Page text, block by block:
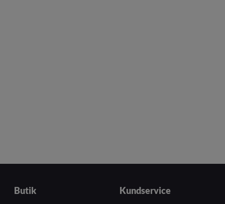
Butik Kundservice